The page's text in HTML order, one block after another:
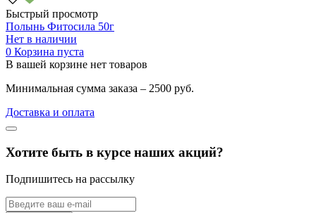
Быстрый просмотр
Полынь Фитосила 50г
Нет в наличии
0 Корзина пуста
В вашей корзине нет товаров
Минимальная сумма заказа – 2500 руб.
Доставка и оплата
Хотите быть в курсе наших акций?
Подпишитесь на рассылку